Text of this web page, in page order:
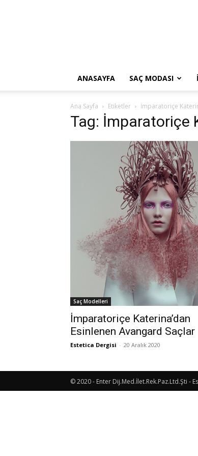
ANASAYFA SAÇ MODASI
Ana Sayfa Etiketler İmparatoriçe
Tag: İmparatoriçe
Saç Modelleri
İmparatoriçe Katerina’dan
Esinlenen Avangard Saçlar
Estetica Dergisi - 20 Aralık 2020
© 2020 - Enter Dij.Med.İlet.Rek.Paz.Ltd.Şti -